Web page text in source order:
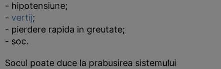
- hipotensiune;
- vertij;
- pierdere rapida in greutate;
- soc.
Socul poate duce la prabusirea sistemului